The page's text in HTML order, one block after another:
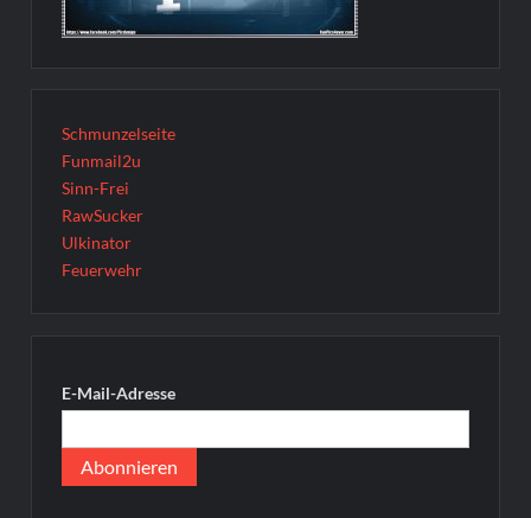
Schmunzelseite
Funmail2u
Sinn-Frei
RawSucker
Ulkinator
Feuerwehr
E-Mail-Adresse